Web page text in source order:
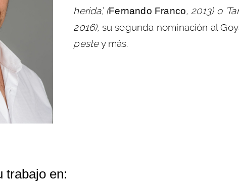
herida’, (Fernando Franco, 2013) o
2016), su segunda nominación al
pestey más.
trabajo en: